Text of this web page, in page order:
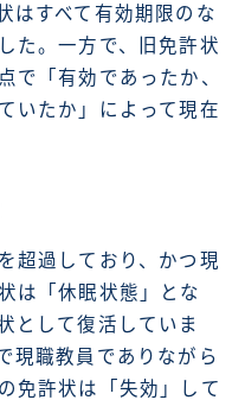
はすべて有効期限のな
た。一方で、旧免許状
で「有効であったか、
いたか」によって現在
超過しており、かつ現
は「休眠状態」とな
として復活していま
現職教員でありながら
免許状は「失効」して